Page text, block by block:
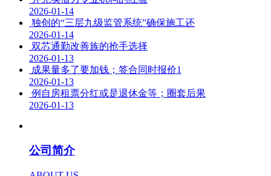
2026-01-14
独创的“三层九级监管系统”确保施工还
2026-01-14
双芯通勤改善族的抢手选择
2026-01-13
成果量多了要加钱；签合同时报价1
2026-01-13
例自房租票分红或是退休金等；圈套后果
2026-01-13
公司简介